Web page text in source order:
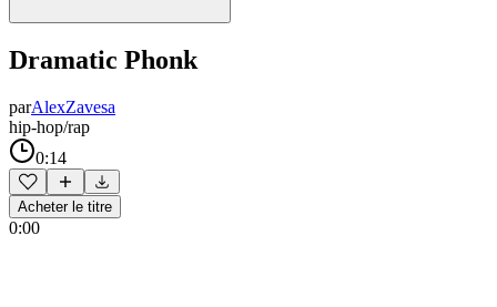
Dramatic Phonk
parAlexZavesa
hip-hop/rap
0:14
Acheter le titre
0:00